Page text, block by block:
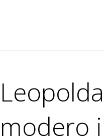
modero